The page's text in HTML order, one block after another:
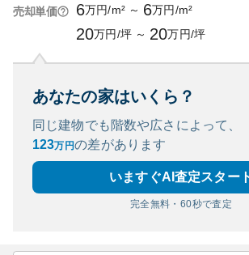
売却単価 6万円/m² ～ 6万円/m²
20万円/坪 ～ 20万円/坪
あなたの家はいくら？
同じ建物でも階数や広さによって、
123万円の差があります
いますぐAI査定スター
完全無料・60秒で査定